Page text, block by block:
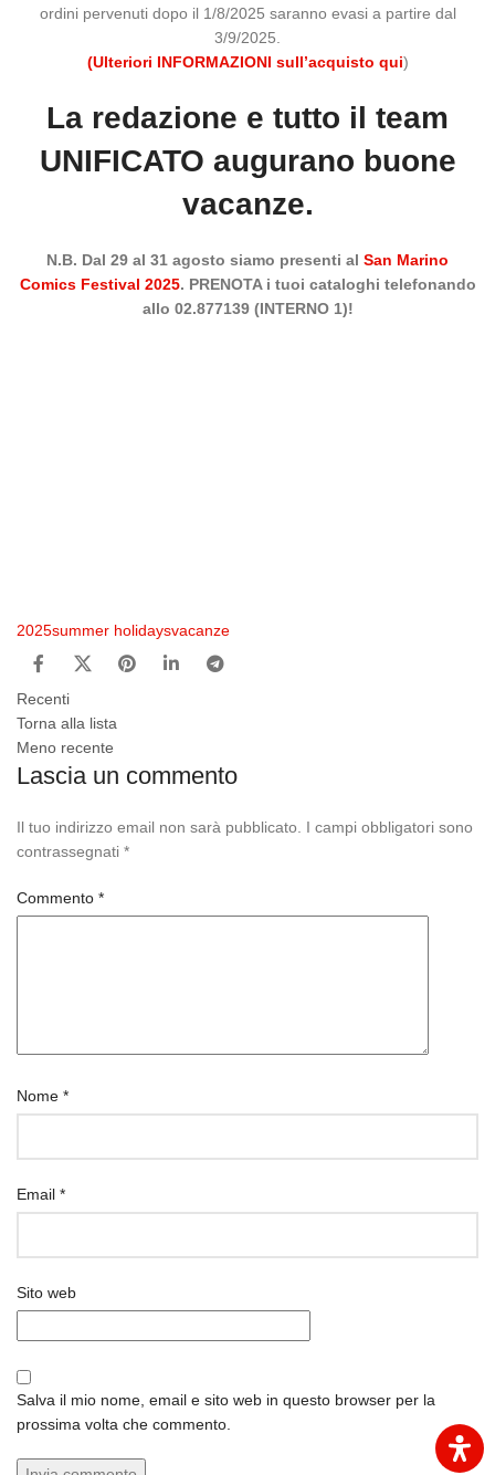
ordini pervenuti dopo il 1/8/2025 saranno evasi a partire dal
3/9/2025.
(Ulteriori INFORMAZIONI sull’acquisto qui)
La redazione e tutto il team
UNIFICATO augurano buone
vacanze.
N.B. Dal 29 al 31 agosto siamo presenti al San Marino
Comics Festival 2025. PRENOTA i tuoi cataloghi telefonando
allo 02.877139 (INTERNO 1)!
2025summer holidaysvacanze
Recenti
Torna alla lista
Meno recente
Lascia un commento
Il tuo indirizzo email non sarà pubblicato.
I campi obbligatori sono
contrassegnati *
Commento *
Nome *
Email *
Sito web
Salva il mio nome, email e sito web in questo browser per la
prossima volta che commento.